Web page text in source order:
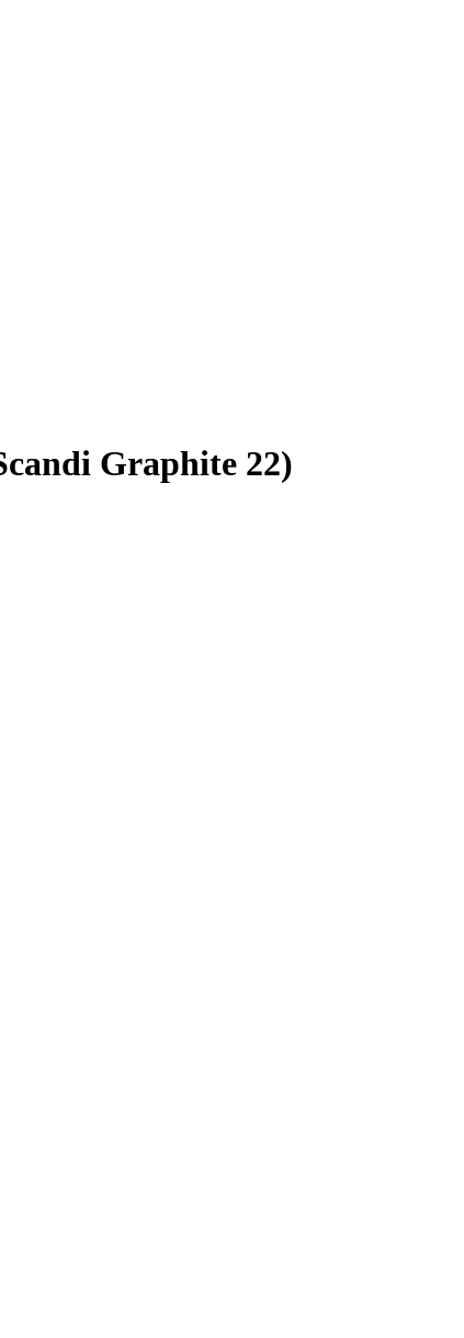
Graphite 22)